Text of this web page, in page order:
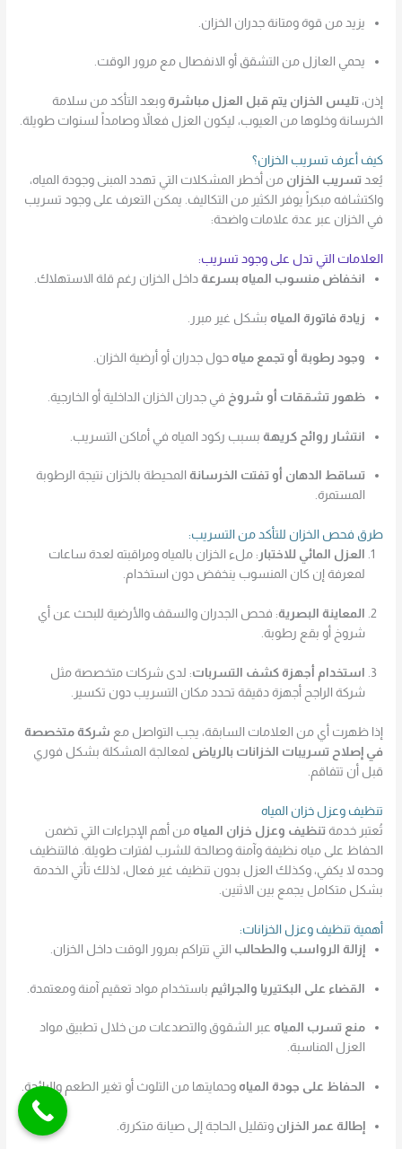
يزيد من قوة ومتانة جدران الخزان.
يحمي العازل من التشقق أو الانفصال مع مرور الوقت.
إذن،تليـس الخزان يتم قبل العزل مباشرة وبعد التأكد من سلامة
الخرسانة وخلوها من العيوب، ليكون العزل فعالاً وصامداً لسنوات طويلة.
كيف أعرف تسريب الخزان؟
يُعدتسريب الخزان من أخطر المشكلات التي تهدد المبنى وجودة المياه،
واكتشافه مبكراً يوفر الكثير من التكاليف. يمكن التعرف على وجود تسريب
في الخزان عبر عدة علامات واضحة:
العلامات التي تدل على وجود تسريب:
انخفاض منسوب المياه بسرعة داخل الخزان رغم قلة الاستهلاك.
زيادة فاتورة المياه بشكل غير مبرر.
وجود رطوبة أو تجمع مياه حول جدران أو أرضية الخزان.
ظهور تشققات أو شروخ في جدران الخزان الداخلية أو الخارجية.
انتشار روائح كريهة بسبب ركود المياه في أماكن التسريب.
تساقط الدهان أو تفتت الخرسانة المحيطة بالخزان نتيجة الرطوبة
المستمرة.
طرق فحص الخزان للتأكد من التسريب:
العزل المائي للاختبار : ملء الخزان بالمياه ومراقبته لعدة ساعات
لمعرفة إن كان المنسوب ينخفض دون استخدام.
المعاينة البصرية: فحص الجدران والسقف والأرضية للبحث عن أي
شروخ أو بقع رطوبة.
استخدام أجهزة كشف التسربات: لدى شركات متخصصة مثل
شركة الراجح أجهزة دقيقة تحدد مكان التسريب دون تكسير.
إذا ظهرت أي من العلامات السابقة، يجب التواصل مع شركة متخصصة
في إصلاح تسريبات الخزانات بالرياض لمعالجة المشكلة بشكل فوري
قبل أن تتفاقم.
تنظيف وعزل خزان المياه
تُعتبر خدمةتنظيف وعزل خزان المياه من أهم الإجراءات التي تضمن
الحفاظ على مياه نظيفة وآمنة وصالحة للشرب لفترات طويلة. فالتنظيف
وحده لا يكفي، وكذلك العزل بدون تنظيف غير فعال، لذلك تأتي الخدمة
بشكل متكامل يجمع بين الاثنين.
أهمية تنظيف وعزل الخزانات:
إزالة الرواسب والطحالب التي تتراكم بمرور الوقت داخل الخزان.
القضاء على البكتيريا والجراثيم باستخدام مواد تعقيم آمنة ومعتمدة.
منع تسرب المياه عبر الشقوق والتصدعات من خلال تطبيق مواد
العزل المناسبة.
الحفاظ على جودة المياه وحمايتها من التلوث أو تغير الطعم والرائحة.
إطالة عمر الخزان وتقليل الحاجة إلى صيانة متكررة.